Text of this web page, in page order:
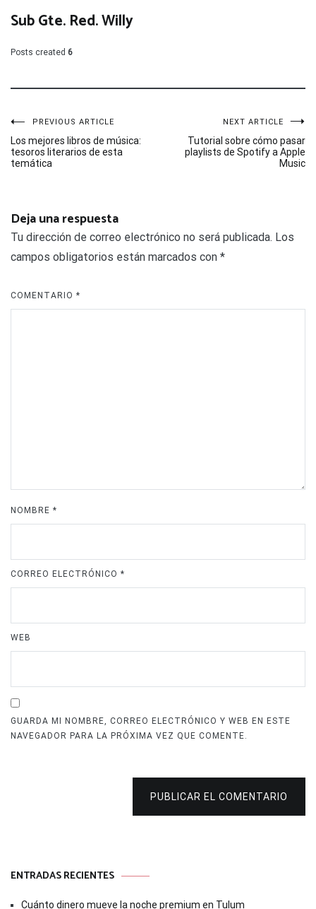
Sub Gte. Red. Willy
Posts created 6
Navegación
de
entradas
PREVIOUS ARTICLE
Los mejores libros de música:
tesoros literarios de esta
temática
NEXT ARTICLE
Tutorial sobre cómo pasar
playlists de Spotify a Apple
Music
Deja una respuesta
Tu dirección de correo electrónico no será publicada. Los
campos obligatorios están marcados con *
COMENTARIO *
NOMBRE *
CORREO ELECTRÓNICO *
WEB
GUARDA MI NOMBRE, CORREO ELECTRÓNICO Y WEB EN ESTE
NAVEGADOR PARA LA PRÓXIMA VEZ QUE COMENTE.
PUBLICAR EL COMENTARIO
ENTRADAS RECIENTES
Cuánto dinero mueve la noche premium en Tulum